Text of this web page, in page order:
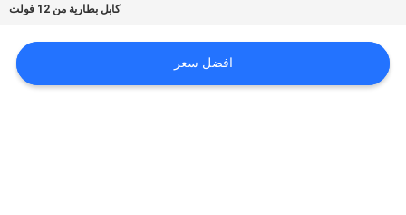
سياسة
كابل بطارية من 12 فولت
افضل سعر